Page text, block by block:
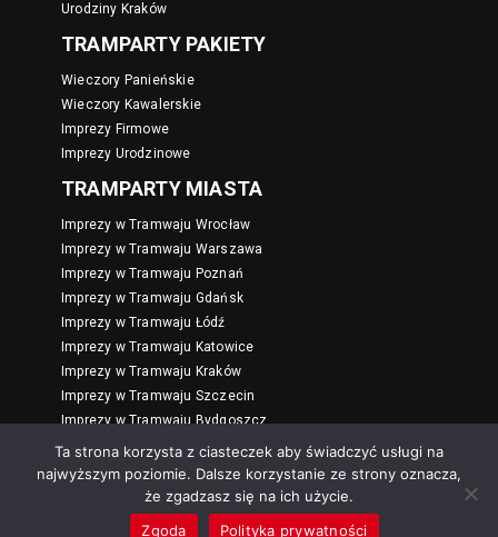
Urodziny Kraków
TRAMPARTY PAKIETY
Wieczory Panieńskie
Wieczory Kawalerskie
Imprezy Firmowe
Imprezy Urodzinowe
TRAMPARTY MIASTA
Imprezy w Tramwaju Wrocław
Imprezy w Tramwaju Warszawa
Imprezy w Tramwaju Poznań
Imprezy w Tramwaju Gdańsk
Imprezy w Tramwaju Łódź
Imprezy w Tramwaju Katowice
Imprezy w Tramwaju Kraków
Imprezy w Tramwaju Szczecin
Imprezy w Tramwaju Bydgoszcz
Imprezy w Tramwaju Toruń
IMPREZY NA STATKU
BUMPER BALL KRAKOW
Ta strona korzysta z ciasteczek aby świadczyć usługi na
najwyższym poziomie. Dalsze korzystanie ze strony oznacza,
że zgadzasz się na ich użycie.
Zgoda
Polityka prywatności